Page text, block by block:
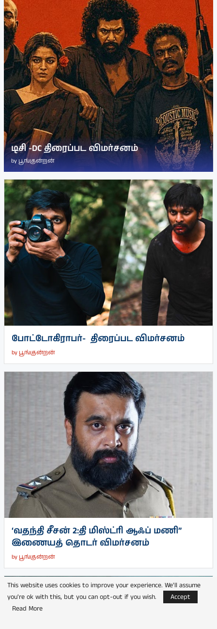
டிசி -DC திரைப்பட விமர்சனம்
by பூங்குன்றன்
போட்டோகிராபர்- ‌ திரைப்பட விமர்சனம்
by பூங்குன்றன்
‘வதந்தி சீசன் 2:தி மிஸ்ட்ரி ஆஃப் மணி”
இணையத் தொடர் விமர்சனம்
by பூங்குன்றன்
This website uses cookies to improve your experience. We'll assume
you're ok with this, but you can opt-out if you wish.
Accept
Read More